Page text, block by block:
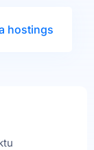
hostings